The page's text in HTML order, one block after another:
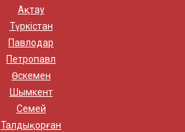
Ақтау
Түркістан
Павлодар
Петропавл
Өскемен
Шымкент
Семей
Талдықорған